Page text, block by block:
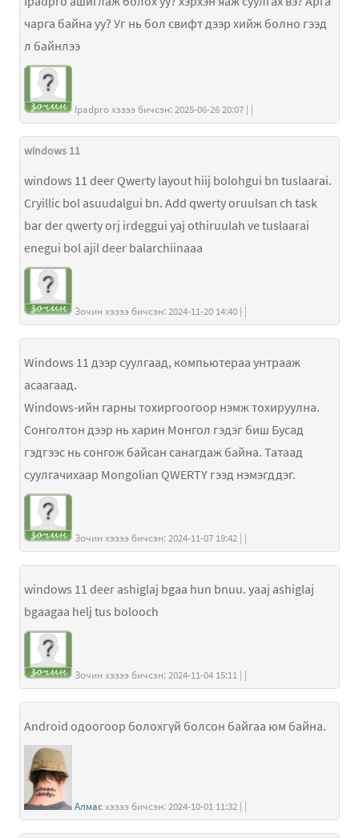
чарга байна уу? Уг нь бол свифт дээр хийж болно гээд
л байнлээ
Ipadpro хэзээ бичсэн: 2025-06-26 20:07 | |
windows 11
windows 11 deer Qwerty layout hiij bolohgui bn tuslaarai.
Cryillic bol asuudalgui bn. Add qwerty oruulsan ch task
bar der qwerty orj irdeggui yaj othiruulah ve tuslaarai
enegui bol ajil deer balarchiinaaa
Зочин хэзээ бичсэн: 2024-11-20 14:40 | |
Windows 11 дээр суулгаад, компьютераа унтрааж
асаагаад.
Windows-ийн гарны тохиргоогоор нэмж тохируулна.
Сонголтон дээр нь харин Монгол гэдэг биш Бусад
гэдгээс нь сонгож байсан санагдаж байна. Татаад
суулгачихаар Mongolian QWERTY гээд нэмэгддэг.
Зочин хэзээ бичсэн: 2024-11-07 19:42 | |
windows 11 deer ashiglaj bgaa hun bnuu. yaaj ashiglaj
bgaagaa helj tus bolooch
Зочин хэзээ бичсэн: 2024-11-04 15:11 | |
Android одоогоор болохгүй болсон байгаа юм байна.
Алмас хэзээ бичсэн: 2024-10-01 11:32 | |